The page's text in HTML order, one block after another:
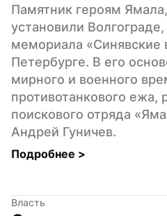
Памятник героям
установили
мемориала «Синявские
Петербурге. В его
мирного и военного
противотанкового ежа,
поискового отряда
Андрей Гуничев.
Подробнее >
Власть